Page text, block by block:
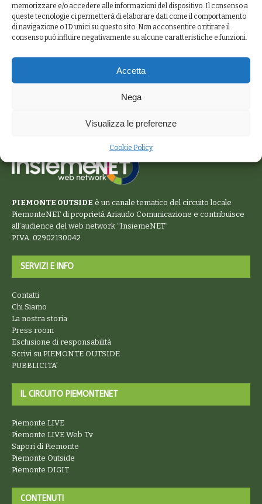
memorizzare e/o accedere alle informazioni del dispositivo. Il consenso a
queste tecnologie ci permetterà di elaborare dati come il comportamento
di navigazione o ID unici su questo sito. Non acconsentire o ritirare il
consenso può influire negativamente su alcune caratteristiche e funzioni.
Accetta
Nega
Visualizza le preferenze
Cookie Policy
PIEMONTE OUTSIDE è un canale tematico del circuito locale
PiemonteNET di proprietà Ariaudo Comunicazione e contribuisce
all’audience del web network “InsiemeNET”
P.IVA. 02902130042
SERVIZI E INFO
Contatti
Chi Siamo
La nostra storia
Press room
Esclusione di responsabilità
Scrivi su PIEMONTE OUTSIDE
PUBBLICITA’
IL CIRCUITO PIEMONTENET
Piemonte LIVE
Piemonte LIVE Web Tv
Sapori di Piemonte
Piemonte Outside
Piemonte DIGIT
CONTENUTI